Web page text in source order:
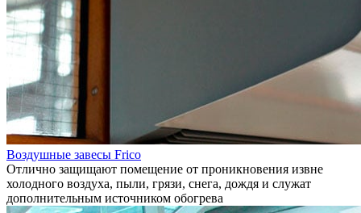
Воздушные завесы Frico
Отлично защищают помещение от проникновения извне
холодного воздуха, пыли, грязи, снега, дождя и служат
дополнительным источником обогрева